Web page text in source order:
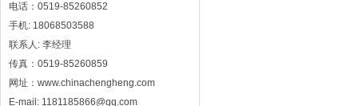
电话：0519-85260852
手机: 18068503588
联系人: 李经理
传真：0519-85260859
网址：www.chinachengheng.com
E-mail: 1181185866@qq.com